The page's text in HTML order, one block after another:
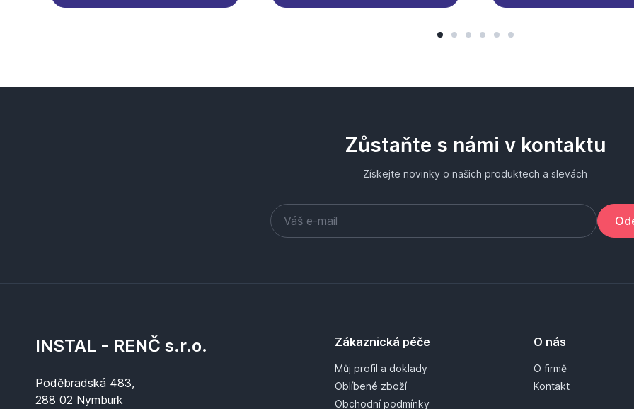
Zůstaňte s námi v kontaktu
Získejte novinky o našich produktech a slevách
INSTAL - RENČ s.r.o.
Poděbradská 483,
288 02 Nymburk
Zákaznická péče
Můj profil a doklady
Oblíbené zboží
Obchodní podmínky
O nás
O firmě
Kontakt